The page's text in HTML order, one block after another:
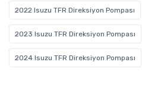
2022 Isuzu TFR Direksiyon Pompası
2023 Isuzu TFR Direksiyon Pompası
2024 Isuzu TFR Direksiyon Pompası